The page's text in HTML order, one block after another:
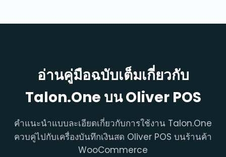
อ่านคู่มือฉบับเต็มเกี่ยวกับ
Talon.One บน Oliver POS
คำแนะนำแบบละเอียดเกี่ยวกับการใช้งาน Talon.One
ควบคู่ไปกับเครื่องบันทึกเงินสด Oliver POS บนร้านค้า
WooCommerce